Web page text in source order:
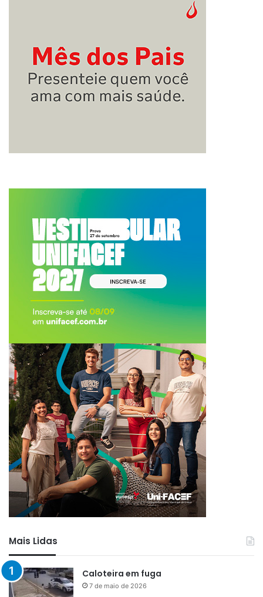
Mais Lidas
Caloteira em fuga
7 de maio de 2026